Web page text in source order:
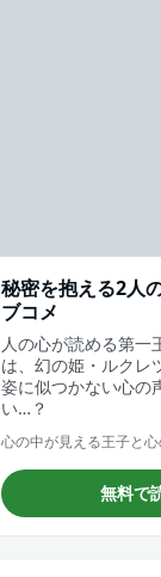
秘密を抱える2人
ブコメ
人の心が読める第一
は、幻の姫・ルクレ
姿に似つかない心の
い…？
心の中が見える王子と
無料で